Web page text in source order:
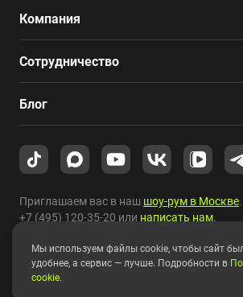
Компания
Сотрудничество
Блог
Приглашаем вас в наш шоу-рум в Москве
+7 (495) 120-35-20 или написать нам.
Copyright © 2010-2026 HYPERPC.
Мы используем файлы cookie, чтобы сайт
удобнее, а сервис — лучше. Подробности в
cookie.